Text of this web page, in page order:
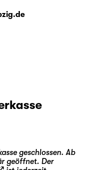
geschlossen. Ab
geöffnet. Der